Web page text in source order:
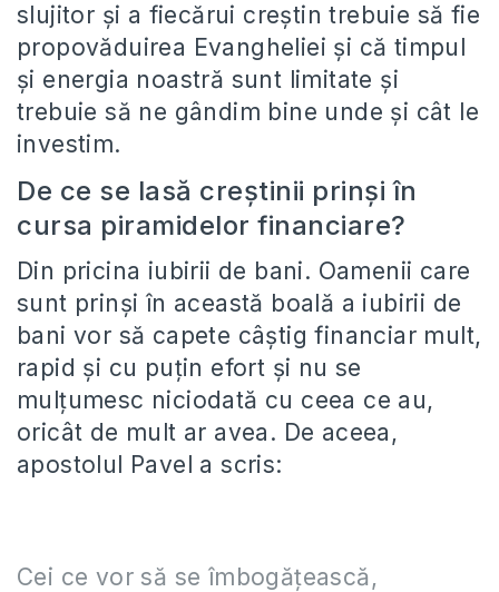
slujitor și a fiecărui creștin trebuie să fie
propovăduirea Evangheliei și că timpul
și energia noastră sunt limitate și
trebuie să ne gândim bine unde și cât le
investim.
De ce se lasă creștinii prinși în
cursa piramidelor financiare?
Din pricina iubirii de bani. Oamenii care
sunt prinși în această boală a iubirii de
bani vor să capete câștig financiar mult,
rapid și cu puțin efort și nu se
mulțumesc niciodată cu ceea ce au,
oricât de mult ar avea. De aceea,
apostolul Pavel a scris:
Cei ce vor să se îmbogăţească,